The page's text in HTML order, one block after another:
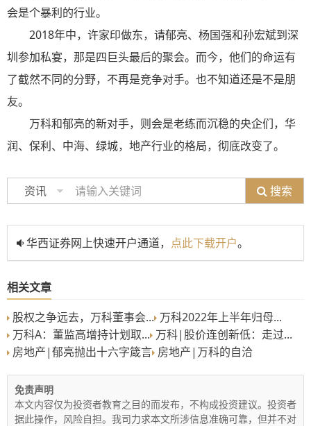
会是个暴利的行业。
2018年中，许家印做东，请郁亮、杨国强和孙宏斌到深
圳参加私宴，那是四巨头最后的聚会。而今，他们的命运有
了截然不同的分野，不再是竞争对手。也不知道还是不是朋
友。
万科和郁亮的新对手，则会是老练而沉稳的央企们，华
润、保利、中海、绿城，地产行业的格局，彻底改变了。
资讯 搜索
华西证券网上快速开户通道， 点此下载开户。
相关文章
股权之争远去，万科董事会... 万科2022年上半年归母...
万科A：董监高增持计划取... 万科|股价连创新低：走过...
房地产|郁亮抛出十六字箴言 房地产|万科的自洽
免责声明
本文内容仅为投资者教育之目的而发布，不构成投资建议。投资者
据此操作，风险自担。我司力求本文所涉信息准确可靠，但并不对